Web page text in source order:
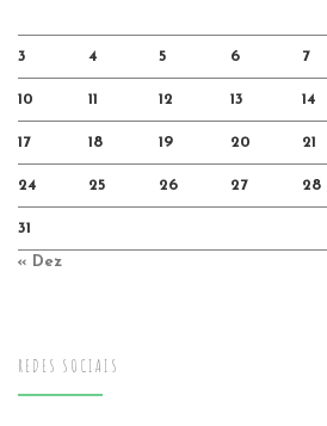
3 4 5 6 7
10 11 12 13 14
17 18 19 20 21
24 25 26 27 28
31
« Dez
REDES SOCIAIS